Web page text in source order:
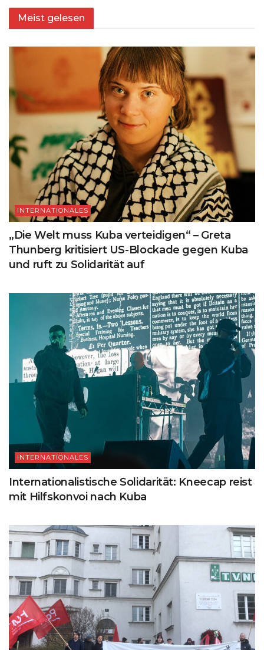
Meist gelesen
INTERNATIONALES
„Die Welt muss Kuba verteidigen“ – Greta
Thunberg kritisiert US-Blockade gegen Kuba
und ruft zu Solidarität auf
INTERNATIONALES
Internationalistische Solidarität: Kneecap reist
mit Hilfskonvoi nach Kuba